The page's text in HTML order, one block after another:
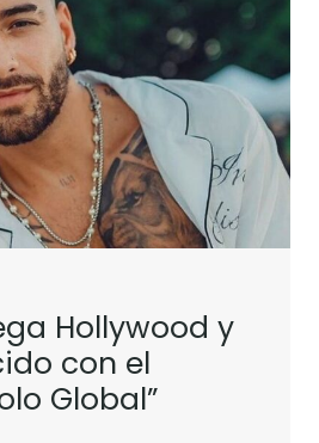
Hollywood y
con el
Global”